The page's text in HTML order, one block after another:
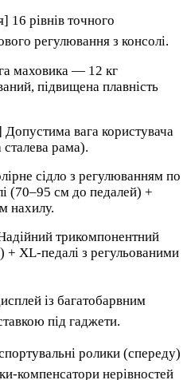
16 рівнів точного
регулювання з консолі.
маховика — 12 кг
підвищена плавність
вага користувача
рама).
сідло з регулюванням по
(70–95 см до педалей) +
нахилу.
трикомпонентний
+ XL-педалі з регульованими
із багатобарвним
під гаджети.
ролики (спереду)
компенсатори нерівностей